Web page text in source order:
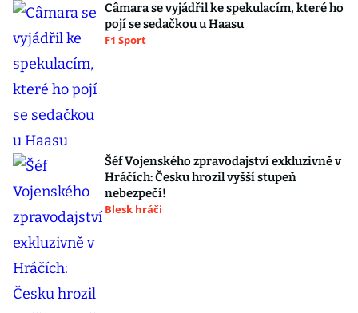
Câmara se vyjádřil ke spekulacím, které ho
pojí se sedačkou u Haasu
F1 Sport
Šéf Vojenského zpravodajství exkluzivně v
Hráčích: Česku hrozil vyšší stupeň
nebezpečí!
Blesk hráči